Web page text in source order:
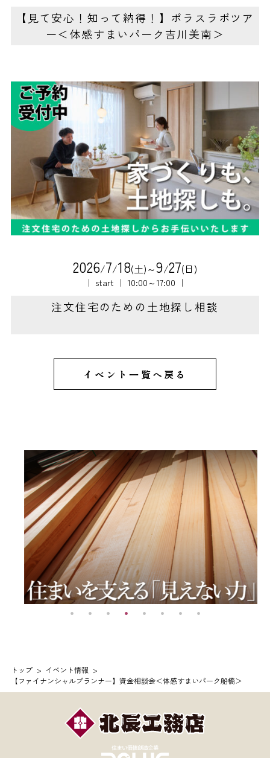
【見て安心！知って納得！】ポラスラボツア
ー＜体感すまいパーク吉川美南＞
2026/7/18(土)～9/27(日)
｜ start ｜ 10:00～17:00 ｜
注文住宅のための土地探し相談
イベント一覧へ戻る
トップ
イベント情報
【ファイナンシャルプランナー】資金相談会＜体感すまいパーク船橋＞